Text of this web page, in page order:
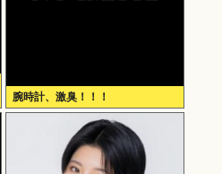
腕時計、激臭！！！